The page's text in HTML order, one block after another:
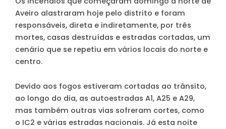
Aveiro alastraram hoje pelo distrito e foram
responsáveis, direta e indiretamente, por três
mortes, casas destruídas e estradas cortadas, um
cenário que se repetiu em vários locais do norte e
centro.
Devido aos fogos estiveram cortadas ao trânsito,
ao longo do dia, as autoestradas A1, A25 e A29,
mas também outras vias sofreram cortes, como
o IC2 e várias estradas nacionais. Já esta noite